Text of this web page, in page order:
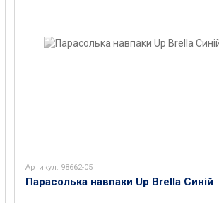
Артикул: 98662-05
Парасолька навпаки Up Brella Синій